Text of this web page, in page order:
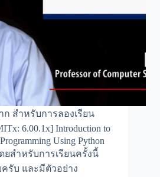
ก สำหรับการลองเรียน
6.00.1x] Introduction to
Using Python
ยสำหรับการเรียนครั้งนี้
รับ และมีตัวอย่าง